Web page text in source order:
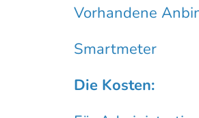
Vorhandene
Smartmeter
Die Kosten: